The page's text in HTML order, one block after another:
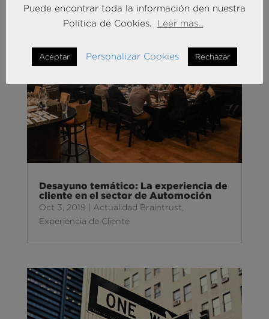
Desayuno temático: La experiencia de
cliente en el sector de Automoción
Oct 3, 2019 Actualidad Braintrust
Experiencia de Cliente
Puede encontrar toda la información den nuestra
Política de Cookies.
Leer mas...
Aceptar Personalizar Cookies Rechazar